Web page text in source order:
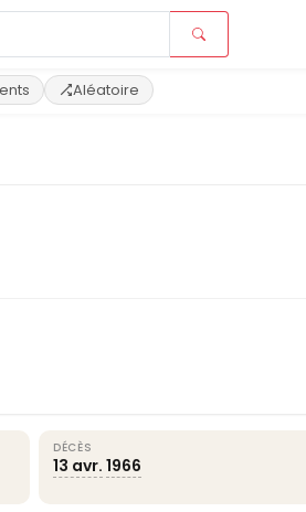
Aléatoire
DÉCÈS
13 avr. 1966